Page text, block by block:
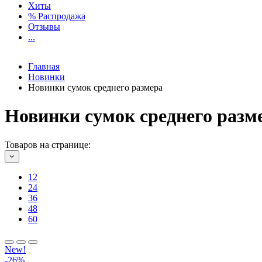
Хиты
% Распродажа
Отзывы
...
Главная
Новинки
Новинки сумок среднего размера
Новинки сумок среднего
Товаров на странице:
12
24
36
48
60
New!
-26%